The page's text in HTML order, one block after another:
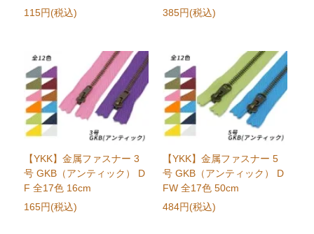
115円(税込) 385円(税込)
【YKK】金属ファスナー 3
号 GKB（アンティック） D
F 全17色 16cm
165円(税込)
【YKK】金属ファスナー 5
号 GKB（アンティック） D
FW 全17色 50cm
484円(税込)